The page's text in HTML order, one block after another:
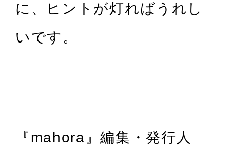
に、ヒントが灯ればうれし
いです。
『mahora』編集・発行人